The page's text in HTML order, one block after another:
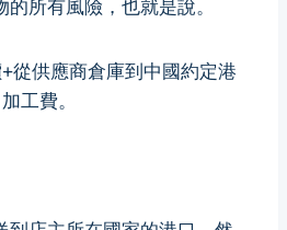
所有風險，也就是說。
從供應商倉庫到中國約定港
工費。